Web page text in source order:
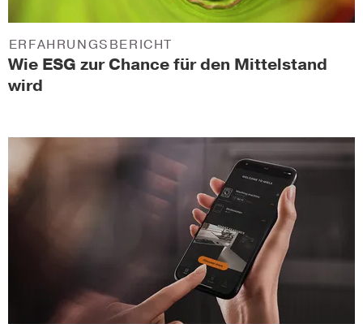
Wie ESG zur Chance für den Mittelstand
wird
ERFAHRUNGSBERICHT